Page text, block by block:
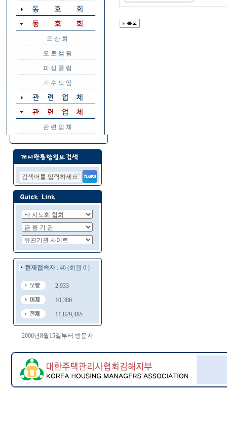
토 산 회
오 토 캠 핑
피 싱 클 럽
기 수 모 임
관 련 업 체
현재접속자: 46 (회원 0 )
2,933
10,386
11,829,485
2006년8월15일부터 방문자